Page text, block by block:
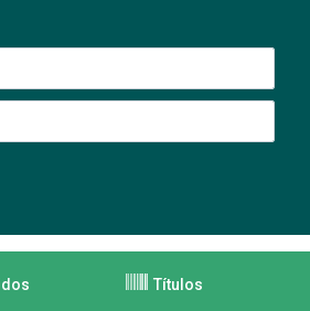
Títulos